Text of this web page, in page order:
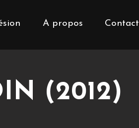
A propos Contact
(2012)